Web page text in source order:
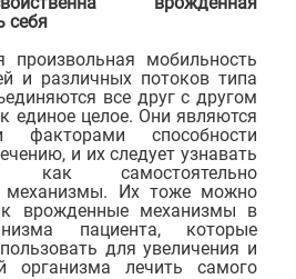
себя
мобильность
и различных потоков типа
все друг с другом
единое целое. Они являются
факторами способности
и их следует узнавать
самостоятельно
механизмы. Их тоже можно
врожденные механизмы в
пациента, которые
для увеличения и
организма лечить самого